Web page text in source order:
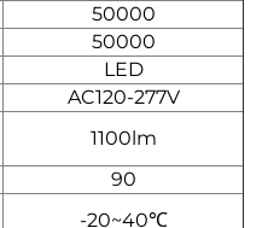
50000
50000
LED
AC120-277V
1100lm
90
-20~40℃